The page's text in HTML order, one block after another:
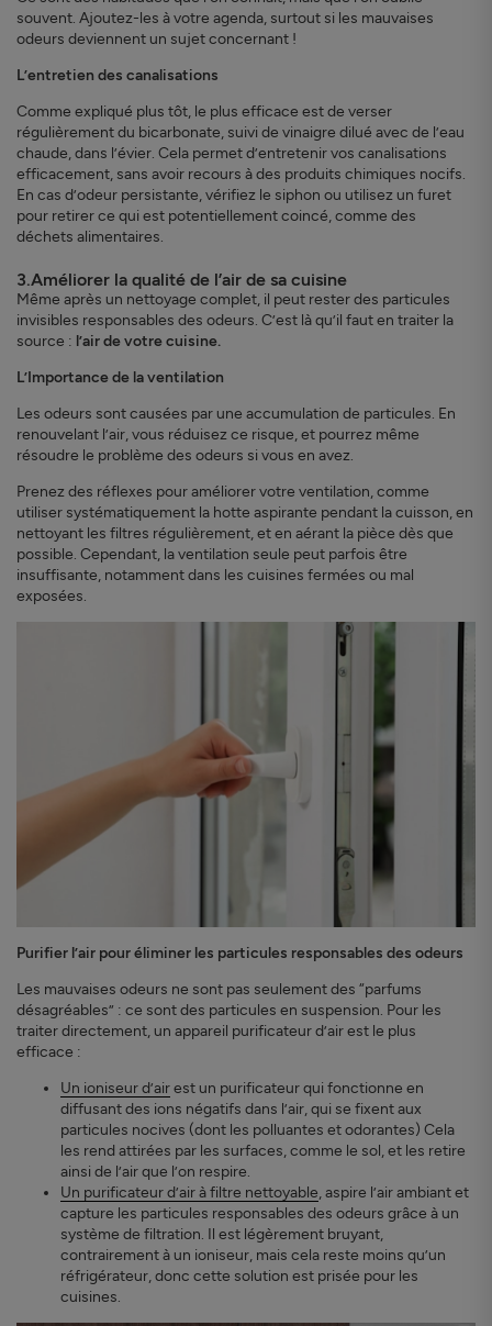
souvent. Ajoutez-les à votre agenda, surtout si les mauvaises
odeurs deviennent un sujet concernant !
L’entretien des canalisations
Comme expliqué plus tôt, le plus efficace est de verser
régulièrement du bicarbonate, suivi de vinaigre dilué avec de l’eau
chaude, dans l’évier. Cela permet d’entretenir vos canalisations
efficacement, sans avoir recours à des produits chimiques nocifs.
En cas d’odeur persistante, vérifiez le siphon ou utilisez un furet
pour retirer ce qui est potentiellement coincé, comme des
déchets alimentaires.
3.Améliorer la qualité de l’air de sa cuisine
Même après un nettoyage complet, il peut rester des particules
invisibles responsables des odeurs. C’est là qu’il faut en traiter la
source : l’air de votre cuisine.
L’Importance de la ventilation
Les odeurs sont causées par une accumulation de particules. En
renouvelant l’air, vous réduisez ce risque, et pourrez même
résoudre le problème des odeurs si vous en avez.
Prenez des réflexes pour améliorer votre ventilation, comme
utiliser systématiquement la hotte aspirante pendant la cuisson, en
nettoyant les filtres régulièrement, et en aérant la pièce dès que
possible. Cependant, la ventilation seule peut parfois être
insuffisante, notamment dans les cuisines fermées ou mal
exposées.
Purifier l’air pour éliminer les particules responsables des odeurs
Les mauvaises odeurs ne sont pas seulement des “parfums
désagréables” : ce sont des particules en suspension. Pour les
traiter directement, un appareil purificateur d’air est le plus
efficace :
Un ioniseur d’airest un purificateur qui fonctionne en
diffusant des ions négatifs dans l’air, qui se fixent aux
particules nocives (dont les polluantes et odorantes) Cela
les rend attirées par les surfaces, comme le sol, et les retire
ainsi de l’air que l’on respire.
Un purificateur d’air à filtre nettoyable, aspire l’air ambiant et
capture les particules responsables des odeurs grâce à un
système de filtration. Il est légèrement bruyant,
contrairement à un ioniseur, mais cela reste moins qu’un
réfrigérateur, donc cette solution est prisée pour les
cuisines.